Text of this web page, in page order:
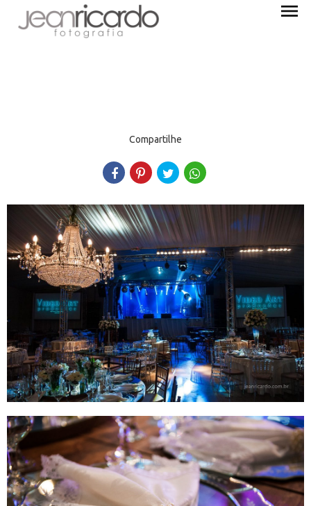
menu
Compartilhe